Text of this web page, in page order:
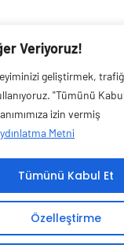
Veriyoruz!
geliştirmek,
"Tümünü
izin vermiş
Metni
Özelleştirme
Tümünü Kabul Et
+ KDV
Soğutma İnşaat Ltd